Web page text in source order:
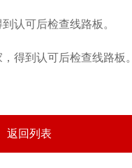
认可后检查线路板。
得到认可后检查线路板。
返回列表